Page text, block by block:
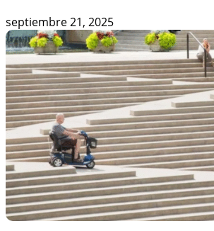
septiembre 21, 2025